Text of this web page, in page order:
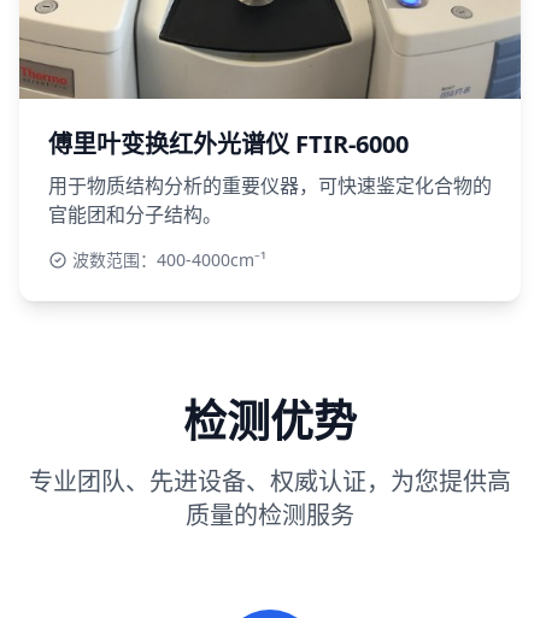
傅里叶变换红外光谱仪 FTIR-6000
用于物质结构分析的重要仪器，可快速鉴定化合物的
官能团和分子结构。
波数范围：400-4000cm⁻¹
检测优势
专业团队、先进设备、权威认证，为您提供高
质量的检测服务